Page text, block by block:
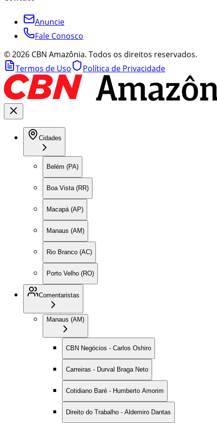
Anuncie
Fale Conosco
©2026 CBN Amazônia. Todos os direitos reservados.
Termos de Uso
Política de Privacidade
Cidades
Belém (PA)
Boa Vista (RR)
Macapá (AP)
Manaus (AM)
Rio Branco (AC)
Porto Velho (RO)
Comentaristas
Manaus (AM)
CBN Negócios - Carlos Oshiro
Carreiras - Durval Braga Neto
Cotidiano Baré - Humberto Amorim
Direito do Trabalho - Aldemiro Dantas